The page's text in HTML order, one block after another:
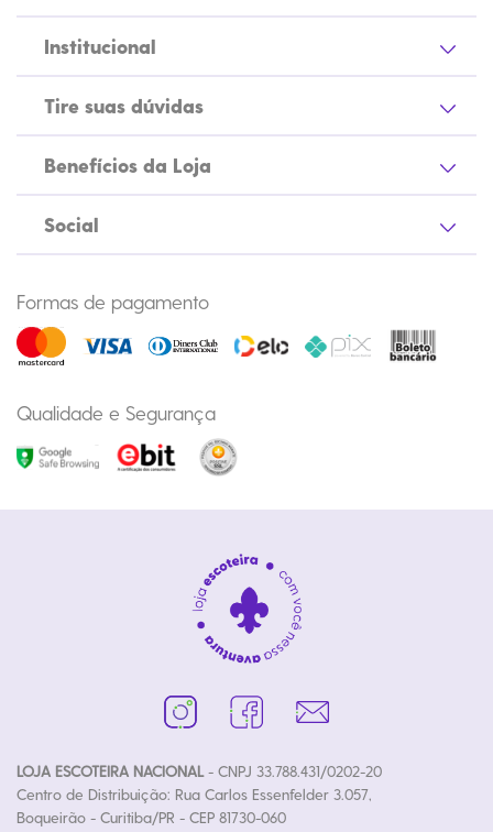
Institucional
Tire suas dúvidas
Benefícios da Loja
Social
Formas de pagamento
Qualidade e Segurança
LOJA ESCOTEIRA NACIONAL- CNPJ 33.788.431/0202-20
Centro de Distribuição: Rua Carlos Essenfelder 3.057,
Boqueirão - Curitiba/PR - CEP 81730-060